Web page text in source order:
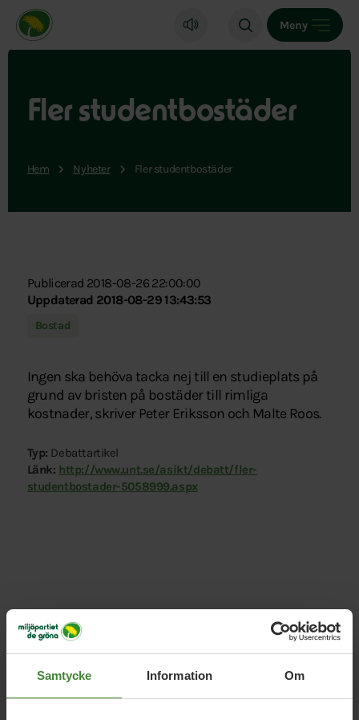
Samtycke Information Om
Miljöpartiet de gröna, startsida
Meny
Fler studentbostäder
Hem Nyheter Fler studentbostäder
Publicerad 2018-08-26 22:00:00
Uppdaterad 2018-08-29 13:43:53
Bostad
Ingen ska behöva tacka nej till en studieplats på
grund av bristen på bostäder till rimliga
kostnader, skriver Peter Eriksson och Malte Roos.
Typ: Debattartikel
Länk: http://www.unt.se/asikt/debatt/fler-
studentbostader-5058999.aspx
Relaterade nyheter
17 november 2021